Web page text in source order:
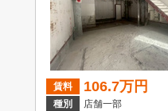
賃料 106.7万円
種別
店舗一部